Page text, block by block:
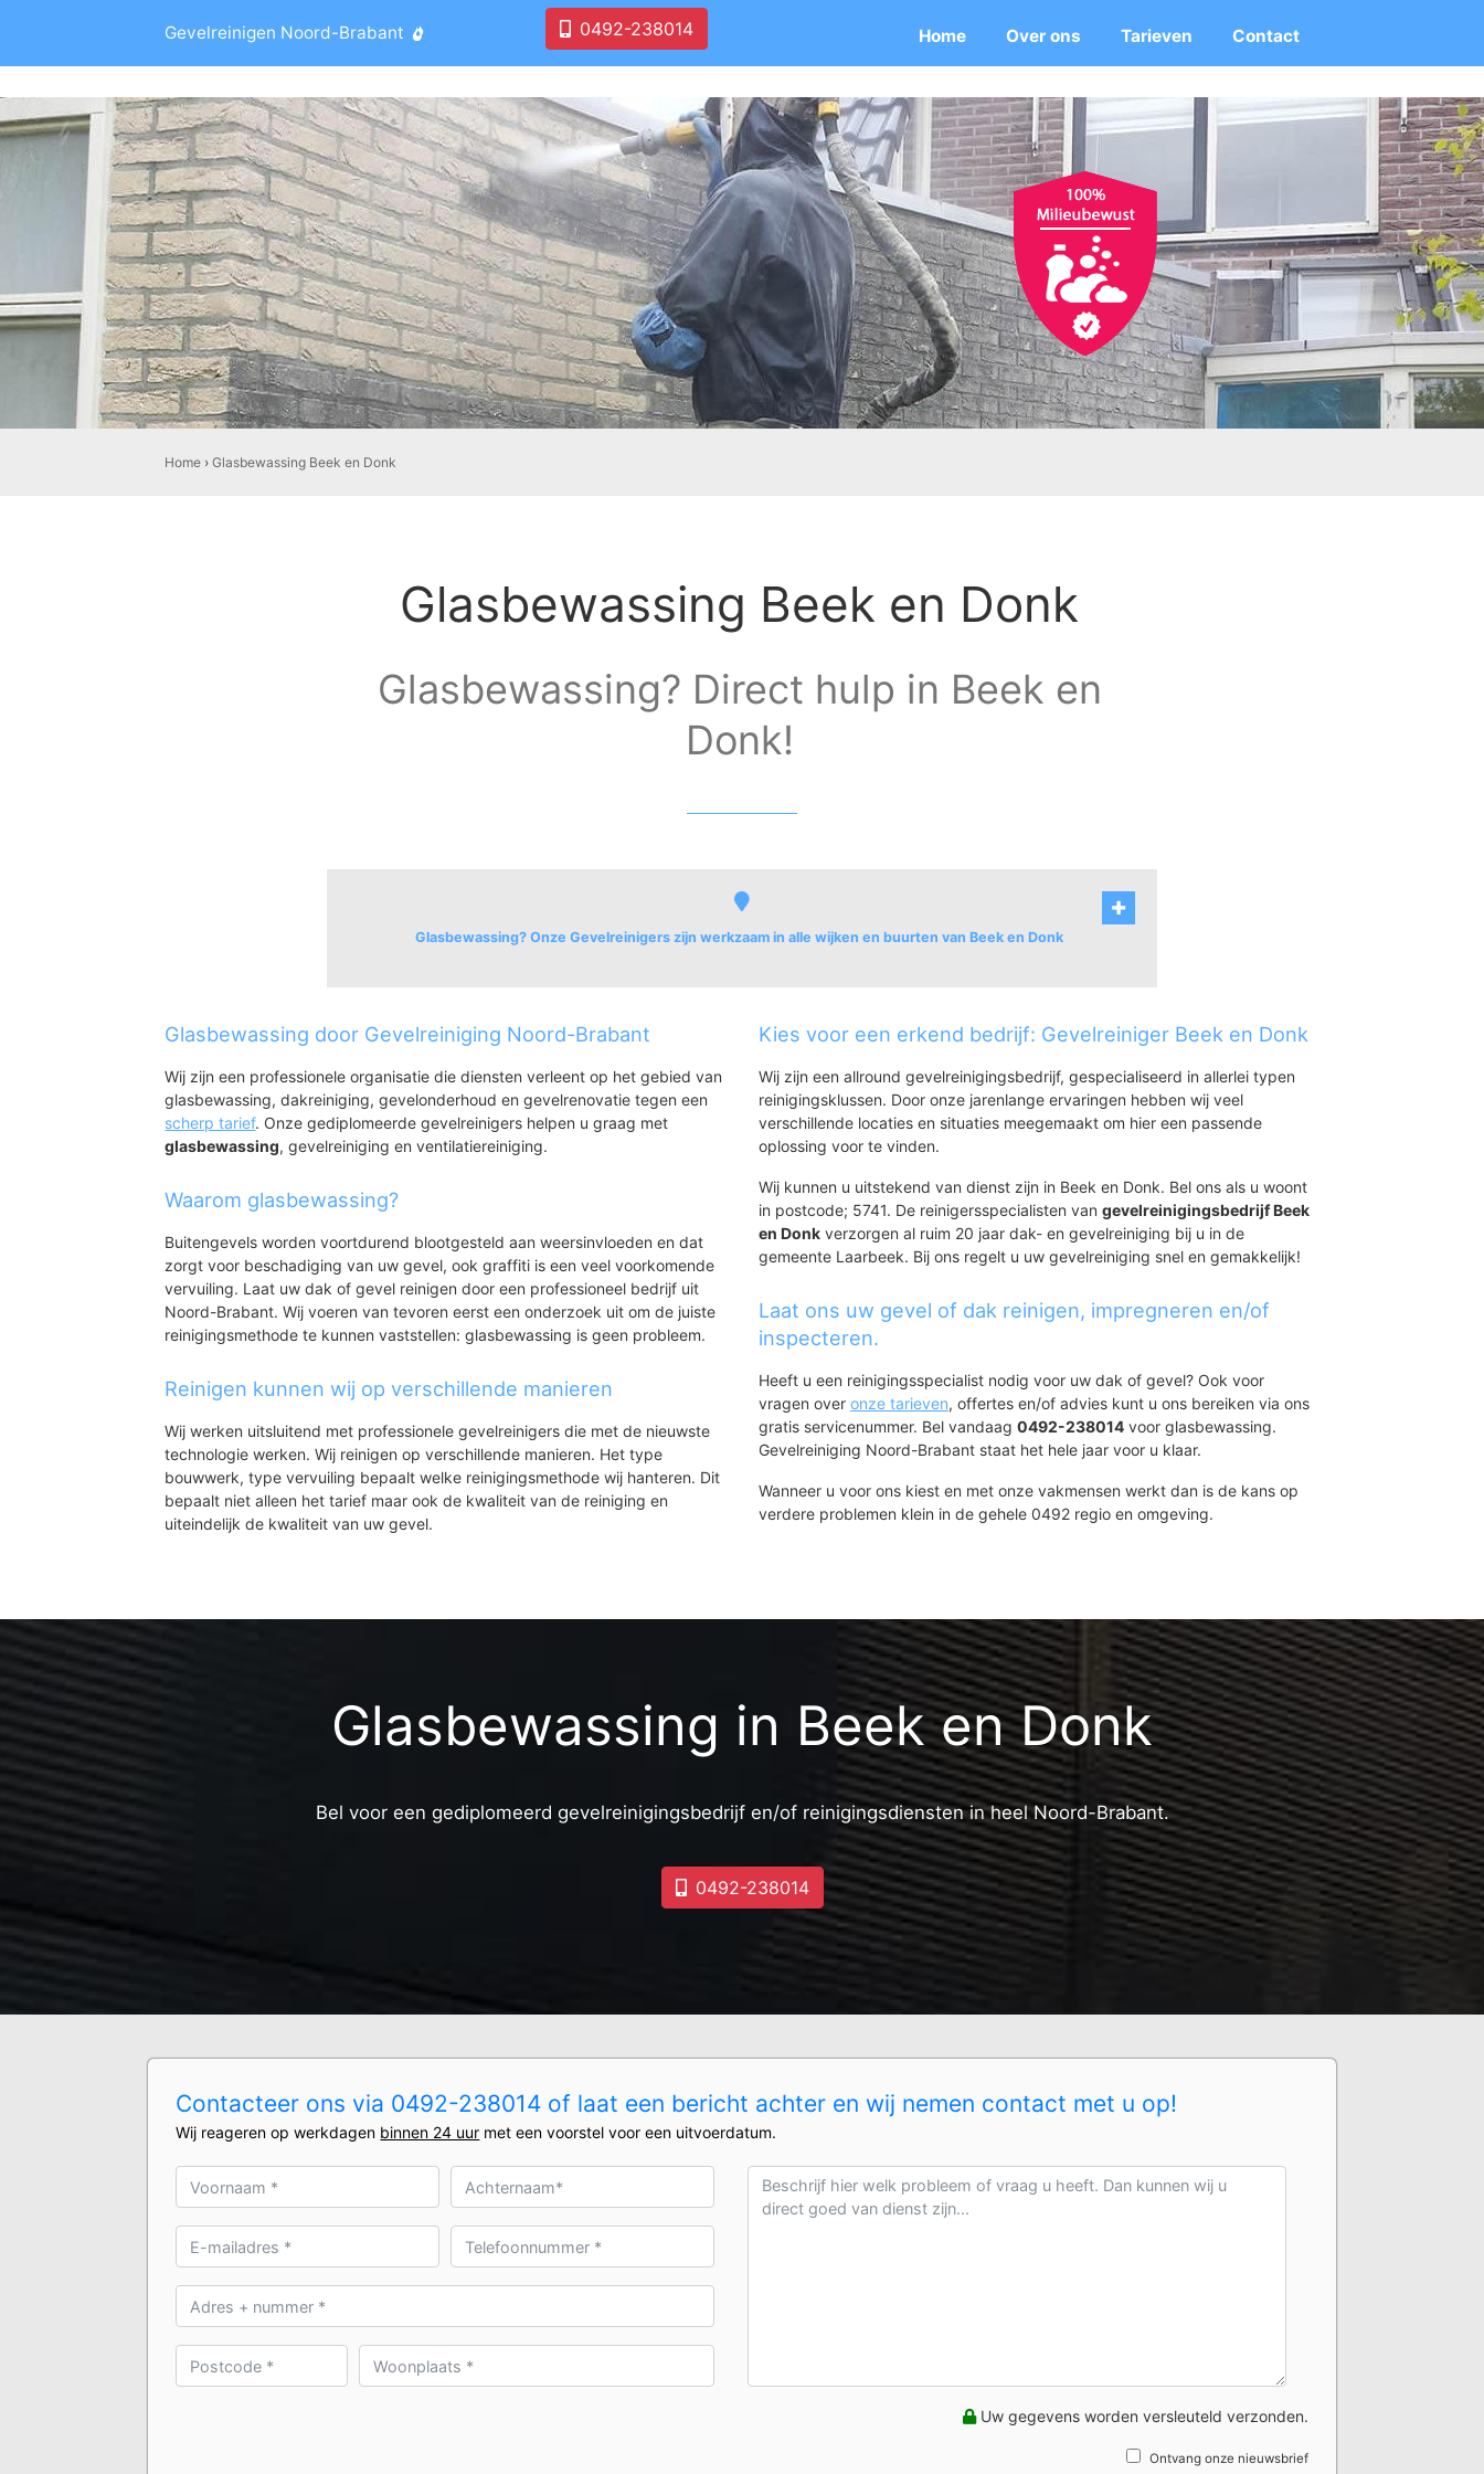
Gevelreinigen Noord-Brabant 0492-238014 Home Over ons Tarieven Contact
Home ›Glasbewassing Beek en Donk
Glasbewassing Beek en Donk
Glasbewassing? Direct hulp in Beek en
Donk!
Glasbewassing? Onze Gevelreinigers zijn werkzaam in alle wijken en buurten van Beek en Donk
Beek
Donk
Bedrijventerrein Beekerheide
Bedrijventerrein Bemmer
Glasbewassing door Gevelreiniging Noord-Brabant
Wij zijn een professionele organisatie die diensten verleent op het gebied van
glasbewassing, dakreiniging, gevelonderhoud en gevelrenovatie tegen een
scherp tarief. Onze gediplomeerde gevelreinigers helpen u graag met
glasbewassing, gevelreiniging en ventilatiereiniging.
Waarom glasbewassing?
Buitengevels worden voortdurend blootgesteld aan weersinvloeden en dat
zorgt voor beschadiging van uw gevel, ook graffiti is een veel voorkomende
vervuiling. Laat uw dak of gevel reinigen door een professioneel bedrijf uit
Noord-Brabant. Wij voeren van tevoren eerst een onderzoek uit om de juiste
reinigingsmethode te kunnen vaststellen: glasbewassing is geen probleem.
Reinigen kunnen wij op verschillende manieren
Wij werken uitsluitend met professionele gevelreinigers die met de nieuwste
technologie werken. Wij reinigen op verschillende manieren. Het type
bouwwerk, type vervuiling bepaalt welke reinigingsmethode wij hanteren. Dit
bepaalt niet alleen het tarief maar ook de kwaliteit van de reiniging en
uiteindelijk de kwaliteit van uw gevel.
Kies voor een erkend bedrijf: Gevelreiniger Beek en Donk
Wij zijn een allround gevelreinigingsbedrijf, gespecialiseerd in allerlei typen
reinigingsklussen. Door onze jarenlange ervaringen hebben wij veel
verschillende locaties en situaties meegemaakt om hier een passende
oplossing voor te vinden.
Wij kunnen u uitstekend van dienst zijn in Beek en Donk. Bel ons als u woont
in postcode; 5741. De reinigersspecialisten van gevelreinigingsbedrijf Beek
en Donk verzorgen al ruim 20 jaar dak- en gevelreiniging bij u in de
gemeente Laarbeek. Bij ons regelt u uw gevelreiniging snel en gemakkelijk!
Laat ons uw gevel of dak reinigen, impregneren en/of
inspecteren.
Heeft u een reinigingsspecialist nodig voor uw dak of gevel? Ook voor
vragen over onze tarieven, offertes en/of advies kunt u ons bereiken via ons
gratis servicenummer. Bel vandaag 0492-238014 voor glasbewassing.
Gevelreiniging Noord-Brabant staat het hele jaar voor u klaar.
Wanneer u voor ons kiest en met onze vakmensen werkt dan is de kans op
verdere problemen klein in de gehele 0492 regio en omgeving.
Glasbewassing in Beek en Donk
Bel voor een gediplomeerd gevelreinigingsbedrijf en/of reinigingsdiensten in heel Noord-Brabant.
0492-238014
Contacteer ons via 0492-238014 of laat een bericht achter en wij nemen contact met u op!
Wij reageren op werkdagen binnen 24 uur met een voorstel voor een uitvoerdatum.
Uw gegevens worden versleuteld verzonden.
Ontvang onze nieuwsbrief